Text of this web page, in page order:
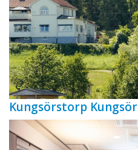
Kungsörstorp Kungsör